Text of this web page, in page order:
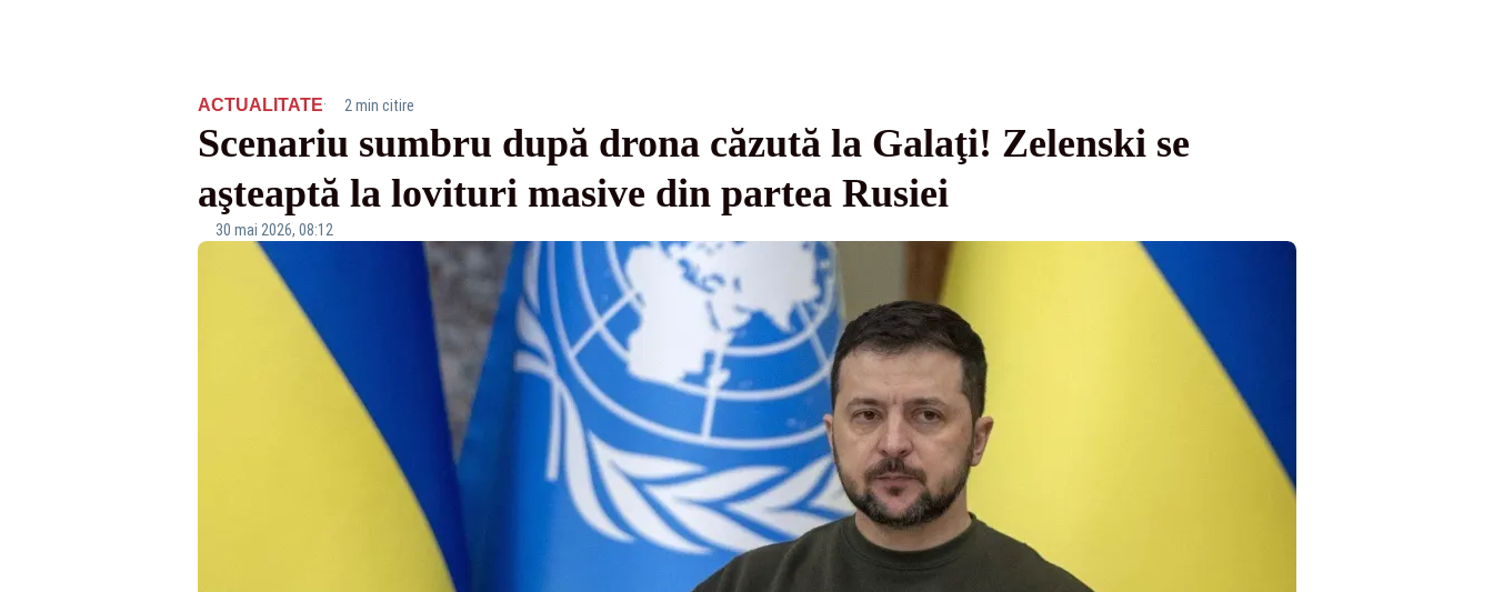
ACTUALITATE· 2 min citire
Scenariu sumbru după drona căzută la Galaţi! Zelenski se
aşteaptă la lovituri masive din partea Rusiei
30 mai 2026, 08:12